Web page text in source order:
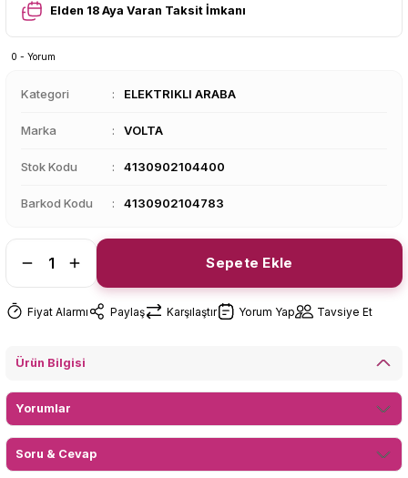
Elden 18 Aya Varan Taksit İmkanı
0 - Yorum
Kategori ELEKTRIKLI ARABA
Marka VOLTA
Stok Kodu 4130902104400
Barkod Kodu 4130902104783
Sepete Ekle
Fiyat Alarmı Paylaş Karşılaştır Yorum Yap Tavsiye Et
Ürün Bilgisi
Yorumlar
Soru & Cevap